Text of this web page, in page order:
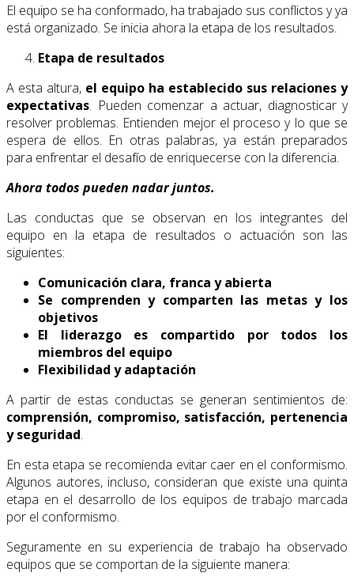
El equipo se ha conformado, ha trabajado sus conflictos y ya
está organizado. Se inicia ahora la etapa de los resultados.
Etapa de resultados
A esta altura, el equipo ha establecido sus relaciones y
expectativas. Pueden comenzar a actuar, diagnosticar y
resolver problemas. Entienden mejor el proceso y lo que se
espera de ellos. En otras palabras, ya están preparados
para enfrentar el desafío de enriquecerse con la diferencia.
Ahora todos pueden nadar juntos.
Las conductas que se observan en los integrantes del
equipo en la etapa de resultados o actuación son las
siguientes:
Comunicación clara, franca y abierta
Se comprenden y comparten las metas y los
objetivos
El liderazgo es compartido por todos los
miembros del equipo
Flexibilidad y adaptación
A partir de estas conductas se generan sentimientos de:
comprensión, compromiso, satisfacción, pertenencia
y seguridad.
En esta etapa se recomienda evitar caer en el conformismo.
Algunos autores, incluso, consideran que existe una quinta
etapa en el desarrollo de los equipos de trabajo marcada
por el conformismo.
Seguramente en su experiencia de trabajo ha observado
equipos que se comportan de la siguiente manera: